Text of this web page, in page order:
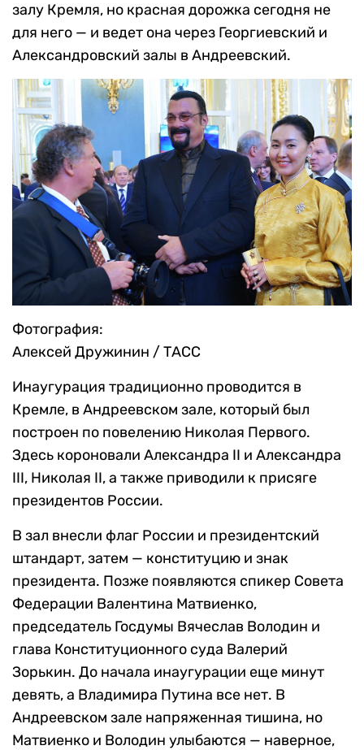
залу Кремля, но красная дорожка сегодня не
для него — и ведет она через Георгиевский и
Александровский залы в Андреевский.
Фотография:
Алексей Дружинин / ТАСС
Инаугурация традиционно проводится в
Кремле, в Андреевском зале, который был
построен по повелению Николая Первого.
Здесь короновали Александра II и Александра
III, Николая II, а также приводили к присяге
президентов России.
В зал внесли флаг России и президентский
штандарт, затем — конституцию и знак
президента. Позже появляются спикер Совета
Федерации Валентина Матвиенко,
председатель Госдумы Вячеслав Володин и
глава Конституционного суда Валерий
Зорькин. До начала инаугурации еще минут
девять, а Владимира Путина все нет. В
Андреевском зале напряженная тишина, но
Матвиенко и Володин улыбаются — наверное,